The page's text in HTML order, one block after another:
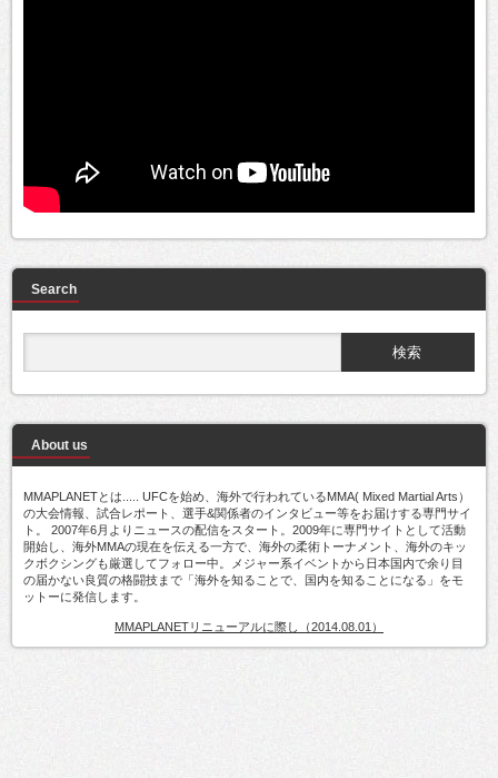
Search
About us
MMAPLANETとは..... UFCを始め、海外で行われているMMA( Mixed Martial Arts）
の大会情報、試合レポート、選手&関係者のインタビュー等をお届けする専門サイ
ト。 2007年6月よりニュースの配信をスタート。2009年に専門サイトとして活動
開始し、海外MMAの現在を伝える一方で、海外の柔術トーナメント、海外のキッ
クボクシングも厳選してフォロー中。メジャー系イベントから日本国内で余り目
の届かない良質の格闘技まで「海外を知ることで、国内を知ることになる」をモ
ットーに発信します。
MMAPLANETリニューアルに際し（2014.08.01）